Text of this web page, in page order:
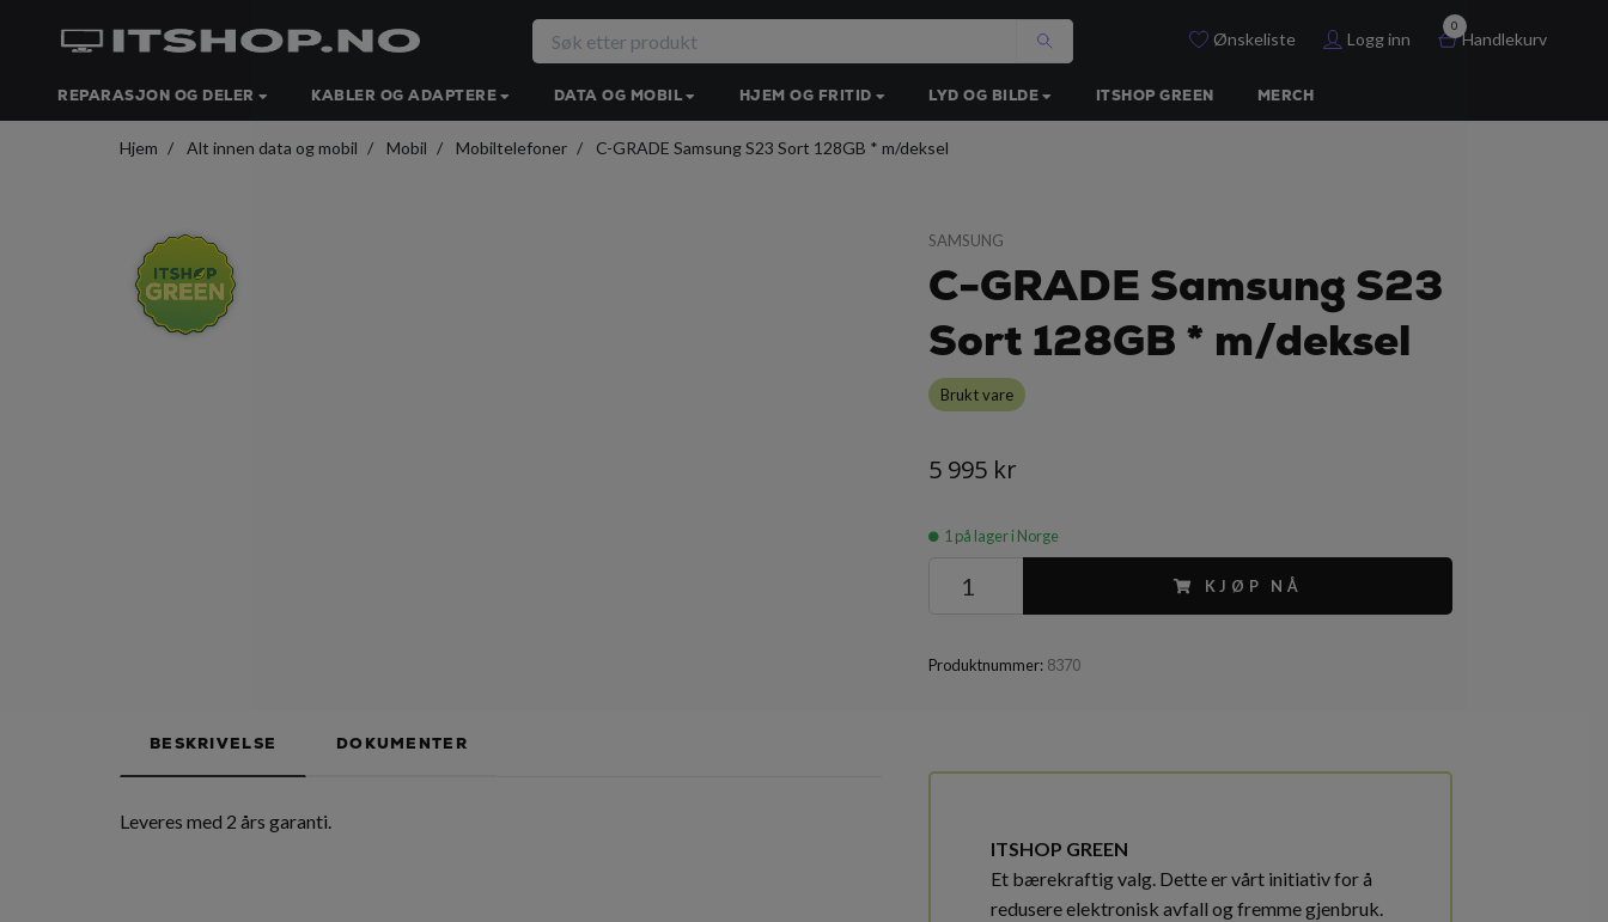
Ønskeliste Logg inn
0
Handlekurv
REPARASJON OG DELER KABLER OG ADAPTERE DATA OG MOBIL HJEM OG FRITID LYD OG BILDE ITSHOP GREEN MERCH
Hjem Alt innen data og mobil Mobil Mobiltelefoner C-GRADE Samsung S23 Sort 128GB * m/deksel
SAMSUNG
C-GRADE Samsung S23
Sort 128GB * m/deksel
Brukt vare
5 995 kr
1 på lager i Norge
KJØP NÅ
Produktnummer: 8370
BESKRIVELSE DOKUMENTER
Leveres med 2 års garanti.
ITSHOP GREEN
Et bærekraftig valg. Dette er vårt initiativ for å
redusere elektronisk avfall og fremme gjenbruk.